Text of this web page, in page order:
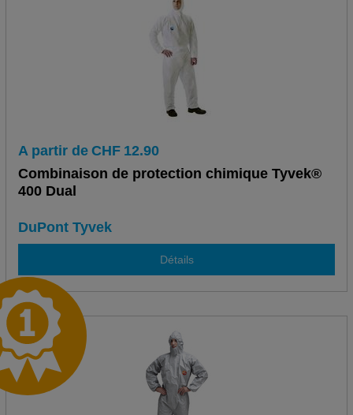
A partir de CHF 12.90
Combinaison de protection chimique Tyvek®
400 Dual
DuPont Tyvek
Détails